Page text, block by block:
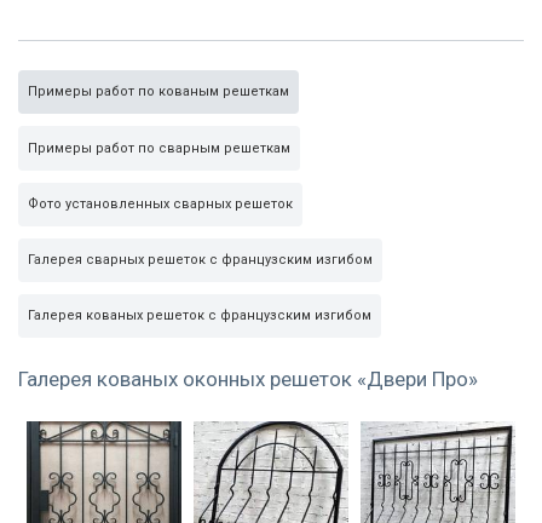
Примеры работ по кованым решеткам
Примеры работ по сварным решеткам
Фото установленных сварных решеток
Галерея сварных решеток с французским изгибом
Галерея кованых решеток с французским изгибом
Галерея кованых оконных решеток «Двери Про»